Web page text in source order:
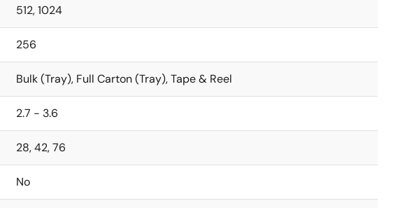
512, 1024
256
Bulk (Tray), Full Carton (Tray), Tape & Reel
2.7 - 3.6
28, 42, 76
No